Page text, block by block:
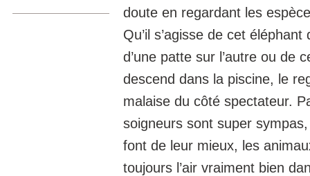
doute en regardant les
Qu’il s’agisse de cet
d’une patte sur l’autre ou de
descend dans la piscine, le
malaise du côté spectateur.
soigneurs sont super
font de leur mieux, les
toujours l’air vraiment bien